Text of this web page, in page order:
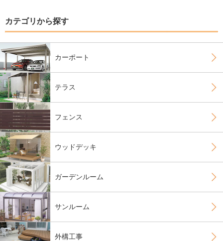
カテゴリから探す
カーポート
テラス
フェンス
ウッドデッキ
ガーデンルーム
サンルーム
外構工事